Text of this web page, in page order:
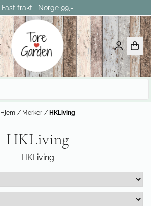
Fast frakt i Norge 99,-
Hjem / Merker / HKLiving
HKLiving
HKLiving